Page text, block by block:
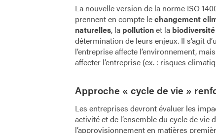
La nouvelle version de la norme ISO
prennent en compte lechangement
naturelles, la pollutionet la biodiversité
détermination de leurs enjeux. Il s’agit
l’entreprise affecte l’environnement,
affecter l’entreprise (ex. : risques
Approche « cycle de vie »
Les entreprises devront évaluer les
activité et de l’ensemble du cycle de
l’approvisionnement en matières